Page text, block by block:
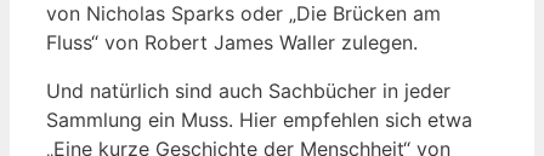
von Nicholas Sparks oder „Die Brücken am
Fluss“ von Robert James Waller zulegen.
Und natürlich sind auch Sachbücher in jeder
Sammlung ein Muss. Hier empfehlen sich etwa
„Eine kurze Geschichte der Menschheit“ von